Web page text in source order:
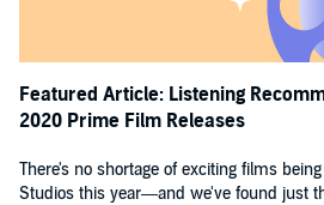
Featured Article: Listening
2020 Prime Film Releases
There's no shortage of exciting films
Studios this year—and we've found just